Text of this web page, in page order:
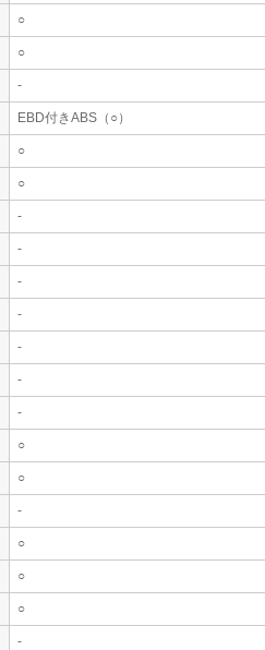
○
○
-
EBD付きABS（○）
○
○
-
-
-
-
-
-
-
○
○
-
○
○
○
-